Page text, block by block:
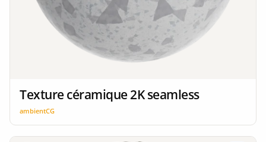
Texture céramique 2K seamless
ambientCG